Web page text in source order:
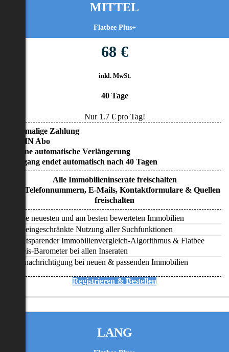
MITTEL
Flatbee Plus+
68 €
inkl. MwSt.
40 Tage
Nur 1.7€ pro Tag!
• Einmalige Zahlung
• KEIN Abo
• Keine automatische Verlängerung
• Zugang endet automatisch nach 40 Tagen
Alle Immobilieninserate freischalten
Alle Telefonnummern, E-Mails, Kontaktformulare & Quellen
freischalten
Alle neuesten und am besten bewerteten Immobilien
Uneingeschränkte Nutzung aller Suchfunktionen
Zeitsparender Immobilienvergleich-Algorithmus & Flatbee
Preis-Barometer bei allen Inseraten
Benachrichtigung bei neuen & passenden Immobilien
Registrieren & Bestellen
LANG